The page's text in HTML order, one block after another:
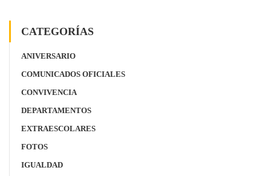
CATEGORÍAS
ANIVERSARIO
COMUNICADOS OFICIALES
CONVIVENCIA
DEPARTAMENTOS
EXTRAESCOLARES
FOTOS
IGUALDAD